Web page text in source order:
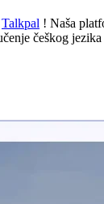
Talkpal ! Naša
češkog